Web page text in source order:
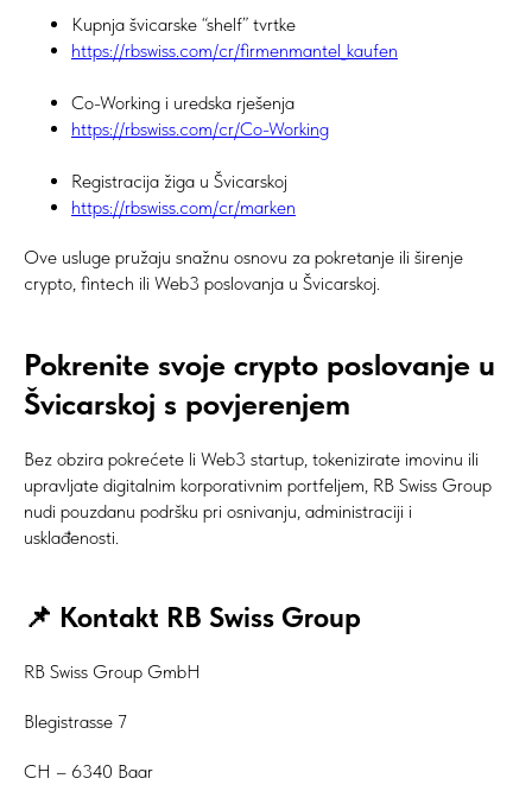
Kupnja švicarske “shelf” tvrtke
https://rbswiss.com/cr/firmenmantel_kaufen
Co-Working i uredska rješenja
https://rbswiss.com/cr/Co-Working
Registracija žiga u Švicarskoj
https://rbswiss.com/cr/marken
Ove usluge pružaju snažnu osnovu za pokretanje ili širenje
crypto, fintech ili Web3 poslovanja u Švicarskoj.
Pokrenite svoje crypto poslovanje u
Švicarskoj s povjerenjem
Bez obzira pokrećete li Web3 startup, tokenizirate imovinu ili
upravljate digitalnim korporativnim portfeljem, RB Swiss Group
nudi pouzdanu podršku pri osnivanju, administraciji i
usklađenosti.
📌 Kontakt RB Swiss Group
RB Swiss Group GmbH
Blegistrasse 7
CH – 6340 Baar